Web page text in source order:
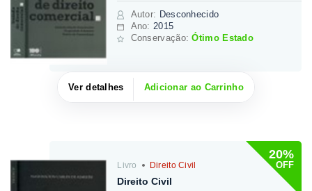
Autor: Desconhecido
Ano: 2015
Conservação:Ótimo Estado
Ver detalhes Adicionar ao Carrinho
20%
OFF
Livro Direito Civil
Direito Civil